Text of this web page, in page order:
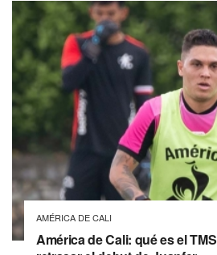
AMÉRICA DE CALI
América de Cali: qué es el